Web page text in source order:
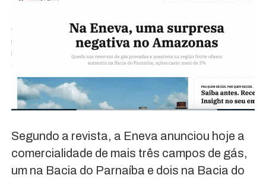
Segundo a revista, a Eneva anunciou hoje a
comercialidade de mais três campos de gás,
um na Bacia do Parnaíba e dois na Bacia do